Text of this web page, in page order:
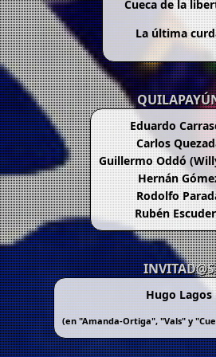
Cueca de la
La última
Eduardo
Carlos
Guillermo Oddó
Hernán
Rodolfo
Rubén
INVITAD@S
Hugo Lagos
(en "Amanda-Ortiga", "Vals" y "